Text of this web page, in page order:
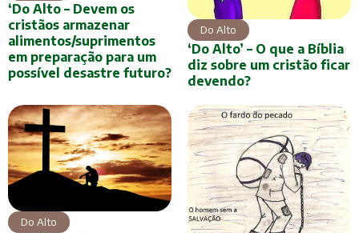
‘Do Alto – Devem os
cristãos armazenar
alimentos/suprimentos
em preparação para um
possível desastre futuro?
Do Alto
‘Do Alto’ – O que a Bíblia
diz sobre um cristão ficar
devendo?
Do Alto